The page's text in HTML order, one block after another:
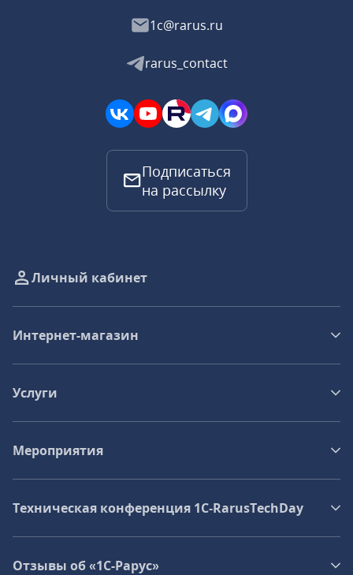
1c@rarus.ru
rarus_contact
Подписаться
на рассылку
Личный кабинет
Интернет-магазин
Услуги
Мероприятия
Техническая конференция 1C‑RarusTechDay
Отзывы об «1С-Рарус»